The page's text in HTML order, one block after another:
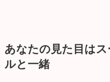
あなたの見た目は
ルと一緒